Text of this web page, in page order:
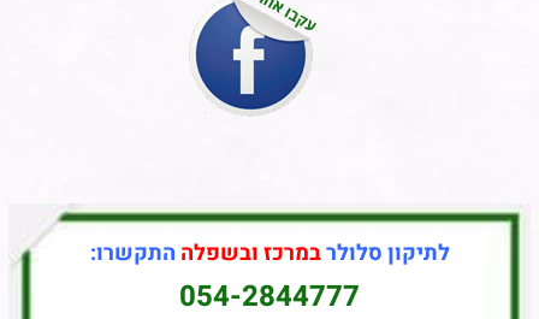
לתיקון סלולרבמרכז ובשפלה התקשרו:
054-2844777